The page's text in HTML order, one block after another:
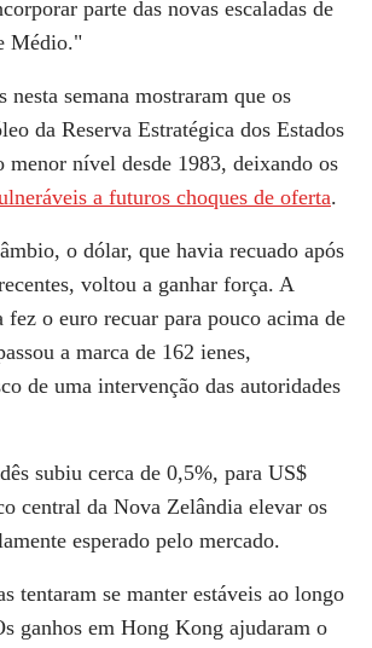
parte das novas escaladas de
Médio."
nesta semana mostraram que os
da Reserva Estratégica dos Estados
menor nível desde 1983, deixando os
a futuros choques de oferta.
o dólar, que havia recuado após
voltou a ganhar força. A
fez o euro recuar para pouco acima de
a marca de 162 ienes,
de uma intervenção das autoridades
subiu cerca de 0,5%, para US$
central da Nova Zelândia elevar os
esperado pelo mercado.
tentaram se manter estáveis ao longo
ganhos em Hong Kong ajudaram o